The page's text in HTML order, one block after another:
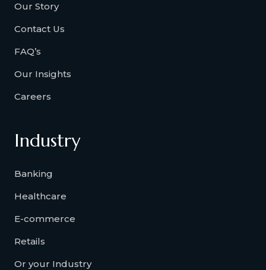
Our Story
Contact Us
FAQ’s
Our Insights
Careers
Industry
Banking
Healthcare
E-commerce
Retails
Or your Industry